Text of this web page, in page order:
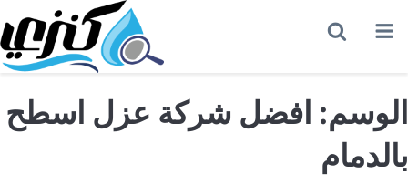
القائمة
الوسم: افضل شركة عزل اسطح
بالدمام